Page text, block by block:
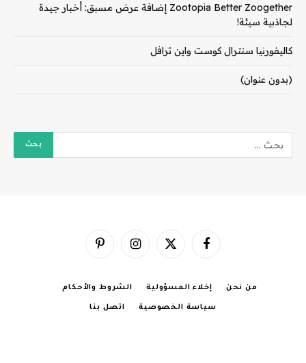
Zootopia Better Zoogether إضافة عرض مسبق: أخبار جيدة
لجاذبية سيئة!
كاليفورنيا سنترال كوست واين ترافل
(بدون عنوان)
فيسبوك X
الانستغرامبينتيريست
من نحن إخلاء المسؤولية الشروط والأحكام
سياسة الخصوصية اتصل بنا